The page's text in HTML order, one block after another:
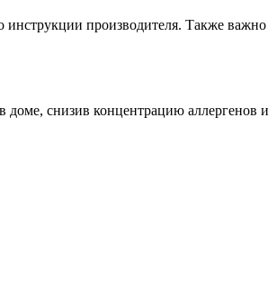
инструкции производителя. Также важно
доме, снизив концентрацию аллергенов и